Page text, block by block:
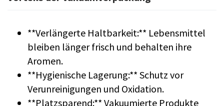
**Verlängerte Haltbarkeit:** Lebensmittel
bleiben länger frisch und behalten ihre
Aromen.
**Hygienische Lagerung:** Schutz vor
Verunreinigungen und Oxidation.
**Platzsparend:** Vakuumierte Produkte